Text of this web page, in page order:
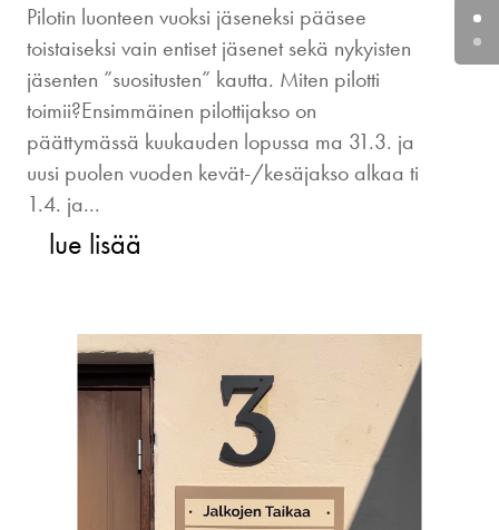
Pilotin luonteen vuoksi jäseneksi pääsee
toistaiseksi vain entiset jäsenet sekä nykyisten
jäsenten ”suositusten” kautta. Miten pilotti
toimii?Ensimmäinen pilottijakso on
päättymässä kuukauden lopussa ma 31.3. ja
uusi puolen vuoden kevät-/kesäjakso alkaa ti
1.4. ja...
lue lisää